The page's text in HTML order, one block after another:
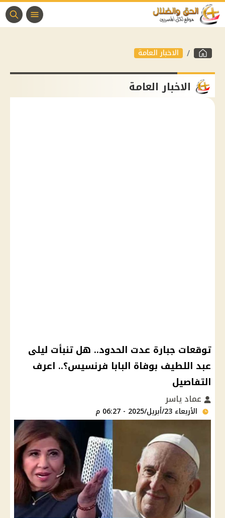
الاخبار العامة
الاخبار العامة
توقعات جبارة عدت الحدود.. هل تنبأت ليلى
عبد اللطيف بوفاة البابا فرنسيس؟.. اعرف
التفاصيل
عماد ياسر
الأربعاء 23/أبريل/2025 - 06:27 م